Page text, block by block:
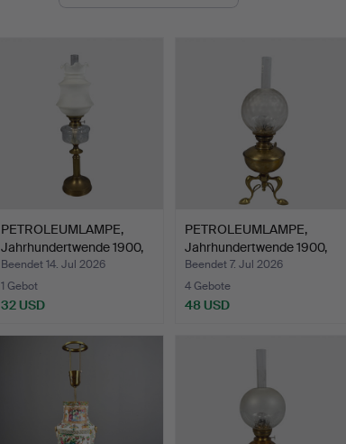
PETROLEUMLAMPE,
Jahrhundertwende 1900,
säu…
Beendet 14. Jul 2026
1 Gebot
32 USD
PETROLEUMLAMPE,
Jahrhundertwende 1900,
Jug…
Beendet 7. Jul 2026
4 Gebote
48 USD